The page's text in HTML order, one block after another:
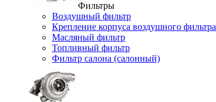
Фильтры
Воздушный фильтр
Крепление корпуса воздушного фильтра
Масляный фильтр
Топливный фильтр
Фильтр салона (салонный)